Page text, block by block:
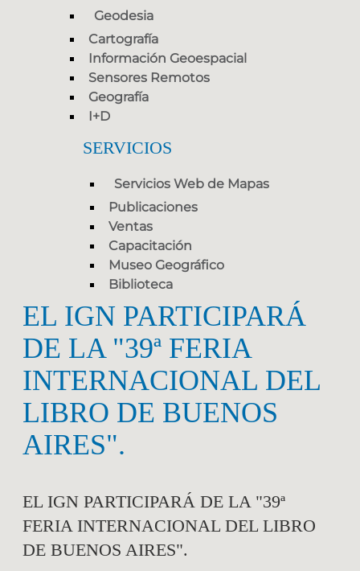
Geodesia
Cartografía
Información Geoespacial
Sensores Remotos
Geografía
I+D
SERVICIOS
Servicios Web de Mapas
Publicaciones
Ventas
Capacitación
Museo Geográfico
Biblioteca
EL IGN PARTICIPARÁ
DE LA "39ª FERIA
INTERNACIONAL DEL
LIBRO DE BUENOS
AIRES".
EL IGN PARTICIPARÁ DE LA "39ª
FERIA INTERNACIONAL DEL LIBRO
DE BUENOS AIRES".